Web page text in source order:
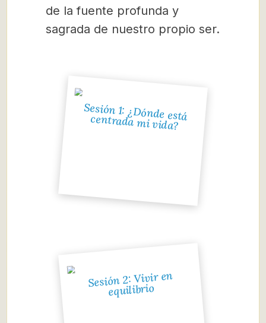
de la fuente profunda y
sagrada de nuestro propio ser.
Sesión 1: ¿Dónde está
centrada mi vida?
Sesión 2: Vivir en
equilibrio